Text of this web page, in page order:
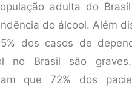
adulta do
do álcool. Além
dos casos de
no Brasil são
que 72% dos